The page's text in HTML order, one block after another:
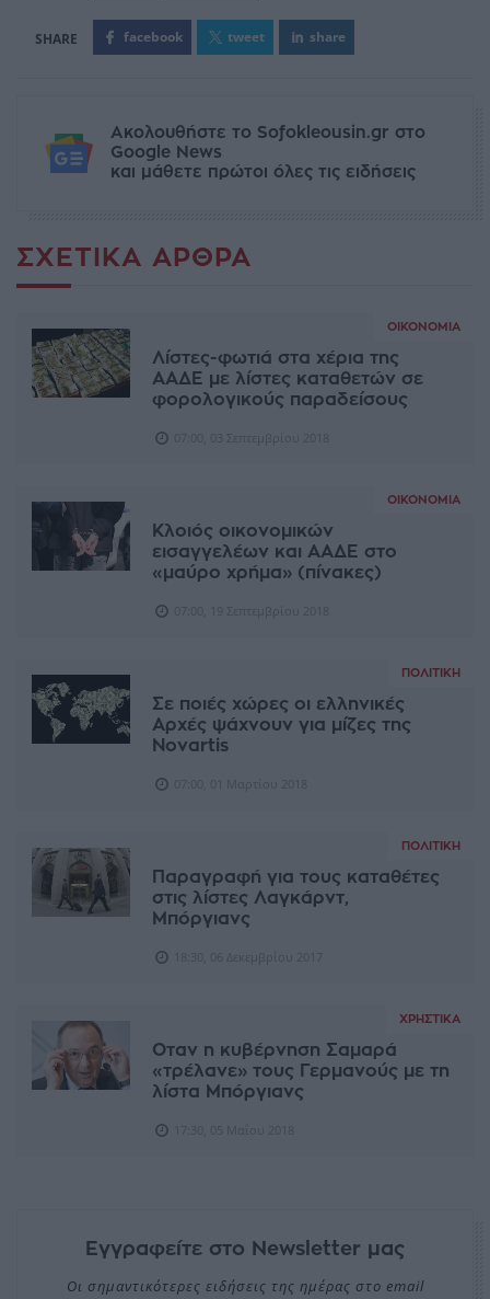
facebook tweet share
Ακολουθήστε το Sofokleousin.gr στο
Google News
και μάθετε πρώτοι όλες τις ειδήσεις
ΣΧΕΤΙΚΆ ΆΡΘΡΑ
ΟΙΚΟΝΟΜΊΑ
Λίστες-φωτιά στα χέρια της
ΑΑΔΕ με λίστες καταθετών σε
φορολογικούς παραδείσους
ΟΙΚΟΝΟΜΊΑ
Κλοιός οικονομικών
εισαγγελέων και ΑΑΔΕ στο
«μαύρο χρήμα» (πίνακες)
ΠΟΛΙΤΙΚΉ
Σε ποιές χώρες οι ελληνικές
Αρχές ψάχνουν για μίζες της
Novartis
ΠΟΛΙΤΙΚΉ
Παραγραφή για τους καταθέτες
στις λίστες Λαγκάρντ,
Μπόργιανς
ΧΡΗΣΤΙΚΆ
Οταν η κυβέρνηση Σαμαρά
«τρέλανε» τους Γερμανούς με τη
λίστα Μπόργιανς
Εγγραφείτε στο Newsletter μας
Οι σημαντικότερες ειδήσεις της ημέρας στο email